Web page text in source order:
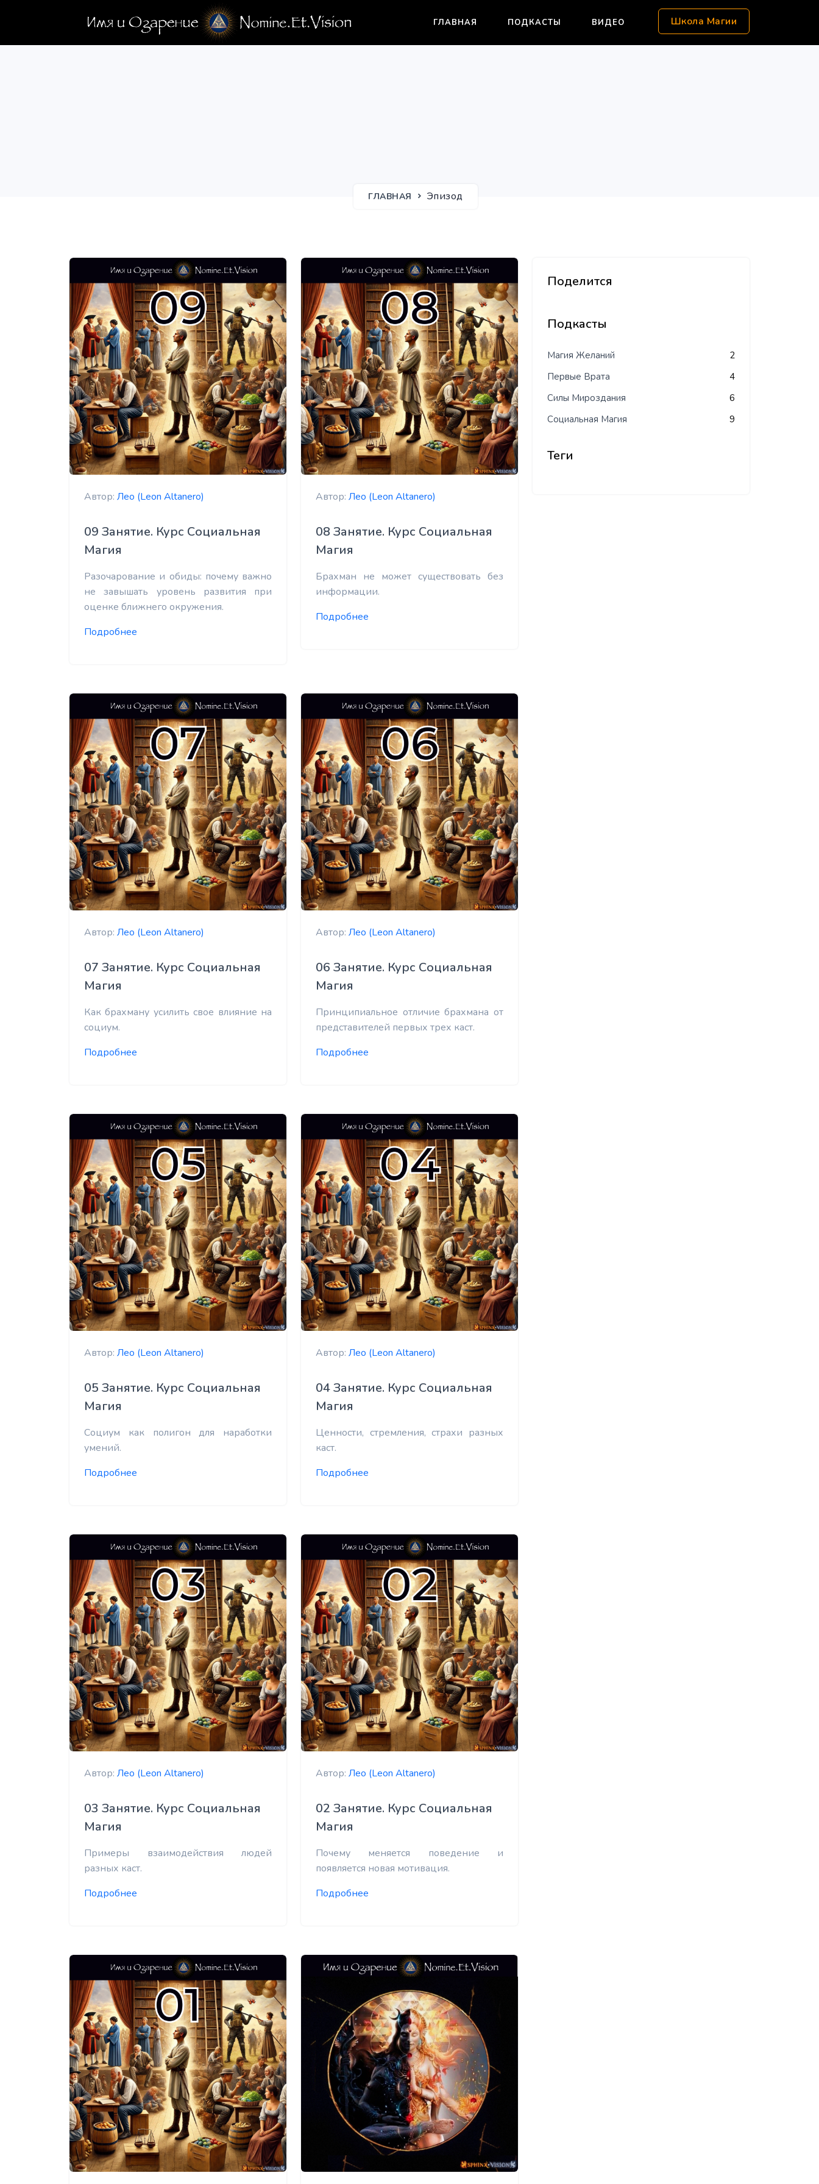
Школа Магии
ГЛАВНАЯ ПОДКАСТЫ ВИДЕО
ГЛАВНАЯ Эпизод
Автор: Лео (Leon Altanero)
09 Занятие. Курс Социальная
Магия
Разочарование и обиды: почему важно
не завышать уровень развития при
оценке ближнего окружения.
Подробнее
Автор: Лео (Leon Altanero)
08 Занятие. Курс Социальная
Магия
Брахман не может существовать без
информации.
Подробнее
Автор: Лео (Leon Altanero)
07 Занятие. Курс Социальная
Магия
Как брахману усилить свое влияние на
социум.
Подробнее
Автор: Лео (Leon Altanero)
06 Занятие. Курс Социальная
Магия
Принципиальное отличие брахмана от
представителей первых трех каст.
Подробнее
Автор: Лео (Leon Altanero)
05 Занятие. Курс Социальная
Магия
Социум как полигон для наработки
умений.
Подробнее
Автор: Лео (Leon Altanero)
04 Занятие. Курс Социальная
Магия
Ценности, стремления, страхи разных
каст.
Подробнее
Автор: Лео (Leon Altanero)
03 Занятие. Курс Социальная
Магия
Примеры взаимодействия людей
разных каст.
Подробнее
Автор: Лео (Leon Altanero)
02 Занятие. Курс Социальная
Магия
Почему меняется поведение и
появляется новая мотивация.
Подробнее
Поделится
Подкасты
Магия Желаний
2
Первые Врата
4
Силы Мироздания
6
Социальная Магия
9
Теги